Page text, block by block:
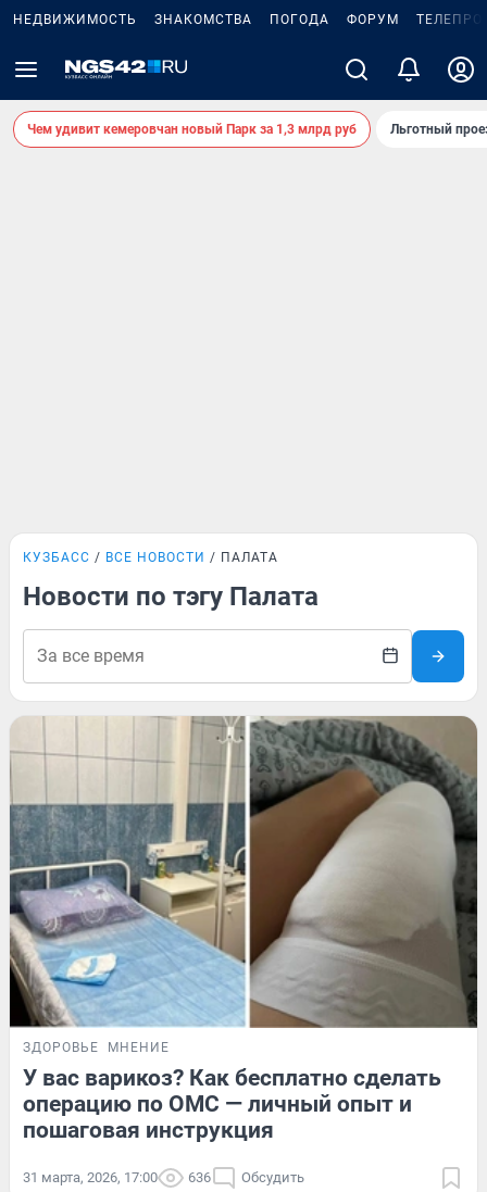
НЕДВИЖИМОСТЬ ЗНАКОМСТВА ПОГОДА ФОРУМ
Чем удивит кемеровчан новый Парк за 1,3 млрд руб Льготный
КУЗБАСС ВСЕ НОВОСТИ ПАЛАТА
Новости по тэгу Палата
ЗДОРОВЬЕ МНЕНИЕ
У вас варикоз? Как бесплатно сделать
операцию по ОМС — личный опыт и
пошаговая инструкция
31 марта, 2026, 17:00 636 Обсудить